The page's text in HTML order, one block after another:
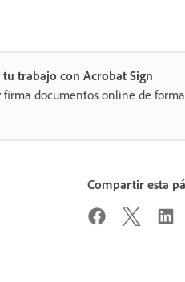
trabajo con Acrobat Sign
firma documentos online de
Compartir esta